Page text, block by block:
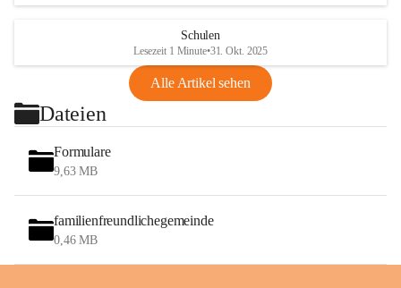
Schulen
Lesezeit 1 Minute•31. Okt. 2025
Alle Artikel sehen
Dateien
Formulare
9,63 MB
familienfreundlichegemeinde
0,46 MB